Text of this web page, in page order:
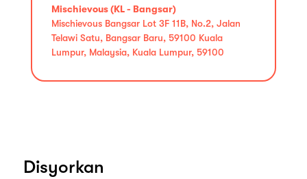
Mischievous (KL - Bangsar)
Mischievous Bangsar Lot 3F 11B, No.2, Jalan
Telawi Satu, Bangsar Baru, 59100 Kuala
Lumpur, Malaysia, Kuala Lumpur, 59100
Disyorkan